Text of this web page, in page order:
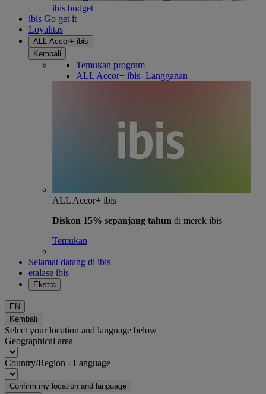
ibis budget
ibis Go get it
Loyalitas
ALL Accor+ ibis
Kembali
Temukan program
ALL Accor+ ibis- Langganan
ALL Accor+ ibis
Diskon 15% sepanjang tahun di merek ibis
Temukan
Selamat datang di ibis
etalase ibis
Ekstra
EN
Kembali
Select your location and language below
Geographical area
Country/Region - Language
Confirm my location and language